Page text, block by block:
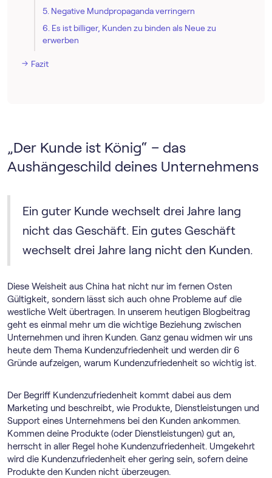
5. Negative Mundpropaganda verringern
6. Es ist billiger, Kunden zu binden als Neue zu
erwerben
Fazit
„Der Kunde ist König“ – das
Aushängeschild deines Unternehmens
Ein guter Kunde wechselt drei Jahre lang
nicht das Geschäft. Ein gutes Geschäft
wechselt drei Jahre lang nicht den Kunden.
Diese Weisheit aus China hat nicht nur im fernen Osten
Gültigkeit, sondern lässt sich auch ohne Probleme auf die
westliche Welt übertragen. In unserem heutigen Blogbeitrag
geht es einmal mehr um die wichtige Beziehung zwischen
Unternehmen und ihren Kunden. Ganz genau widmen wir uns
heute dem Thema Kundenzufriedenheit und werden dir 6
Gründe aufzeigen, warum Kundenzufriedenheit so wichtig ist.
Der Begriff Kundenzufriedenheit kommt dabei aus dem
Marketing und beschreibt, wie Produkte, Dienstleistungen und
Support eines Unternehmens bei den Kunden ankommen.
Kommen deine Produkte (oder Dienstleistungen) gut an,
herrscht in aller Regel hohe Kundenzufriedenheit. Umgekehrt
wird die Kundenzufriedenheit eher gering sein, sofern deine
Produkte den Kunden nicht überzeugen.